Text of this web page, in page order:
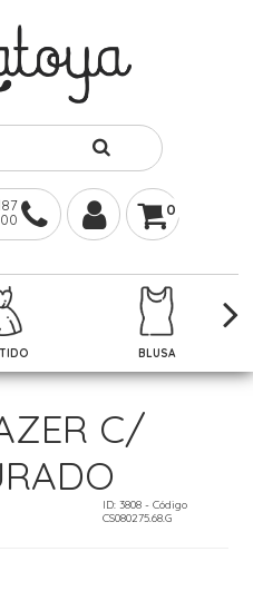
0
BLUSA
C/
ID: 3808 - Código
CS080275.68.G